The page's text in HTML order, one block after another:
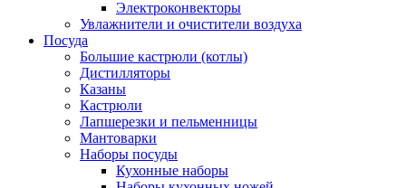
Электроконвекторы
Увлажнители и очистители воздуха
Посуда
Большие кастрюли (котлы)
Дистилляторы
Казаны
Кастрюли
Лапшерезки и пельменницы
Мантоварки
Наборы посуды
Кухонные наборы